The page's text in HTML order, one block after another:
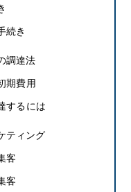
続き
調達法
期費用
するには
ティング
客
客